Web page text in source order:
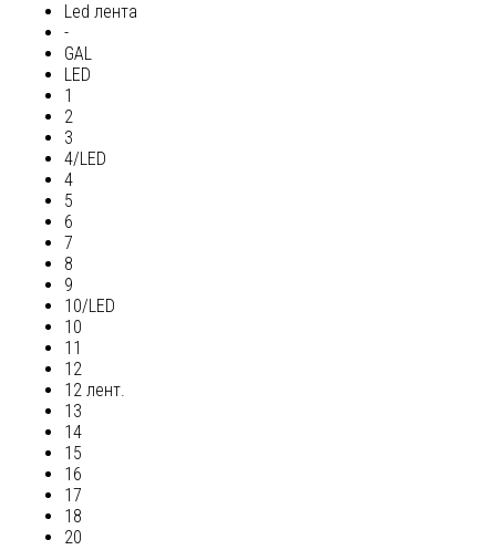
Led лента
-
GAL
LED
1
2
3
4/LED
4
5
6
7
8
9
10/LED
10
11
12
12 лент.
13
14
15
16
17
18
20